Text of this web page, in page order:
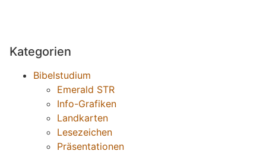
Kategorien
Bibelstudium
Emerald STR
Info-Grafiken
Landkarten
Lesezeichen
Präsentationen